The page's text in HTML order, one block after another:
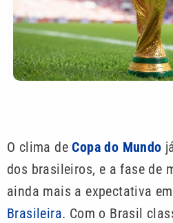
O clima deCopa do Mundo
dos brasileiros, e a fase de
ainda mais a expectativa
Brasileira. Com o Brasil